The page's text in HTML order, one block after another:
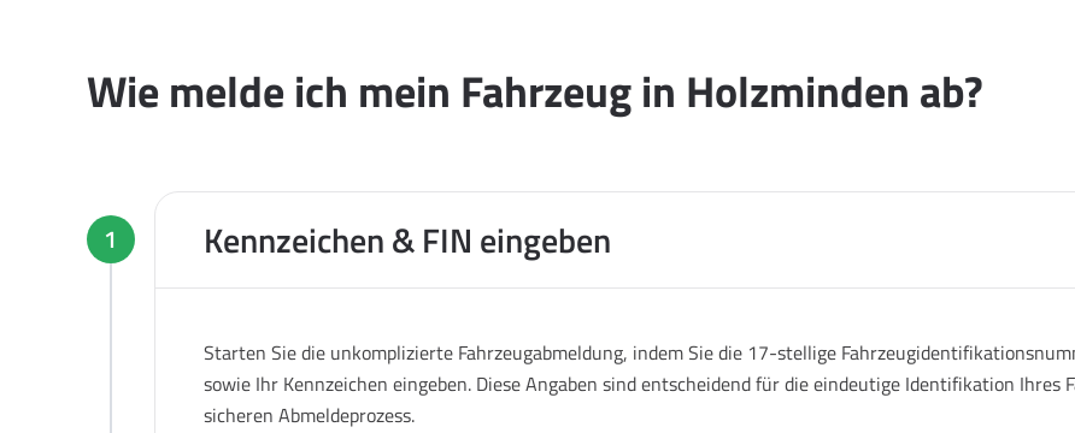
Wie melde ich mein Fahrzeug in Holzminden ab?
1 Kennzeichen & FIN eingeben
Starten Sie die unkomplizierte Fahrzeugabmeldung, indem Sie die 17-stellige
sowie Ihr Kennzeichen eingeben. Diese Angaben sind entscheidend für die eindeutige Identifikation Ihres
sicheren Abmeldeprozess.